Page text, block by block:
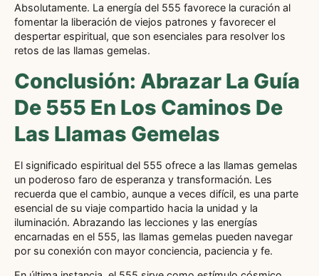
Absolutamente. La energía del 555 favorece la curación al
fomentar la liberación de viejos patrones y favorecer el
despertar espiritual, que son esenciales para resolver los
retos de las llamas gemelas.
Conclusión: Abrazar La Guía
De 555 En Los Caminos De
Las Llamas Gemelas
El significado espiritual del 555 ofrece a las llamas gemelas
un poderoso faro de esperanza y transformación. Les
recuerda que el cambio, aunque a veces difícil, es una parte
esencial de su viaje compartido hacia la unidad y la
iluminación. Abrazando las lecciones y las energías
encarnadas en el 555, las llamas gemelas pueden navegar
por su conexión con mayor conciencia, paciencia y fe.